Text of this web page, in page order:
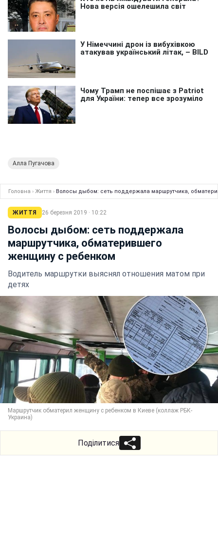
Алла Пугачова
Головна › Життя › Волосы дыбом: сеть поддержала маршрутчика,
ЖИТТЯ 26 березня 2019 · 10:22
Волосы дыбом: сеть поддержала
маршрутчика, обматерившего
женщину с ребенком
Водитель маршрутки выяснял отношения матом при
детях
Маршрутчик обматерил женщину с ребенком в Киеве (коллаж РБК-
Украина)
Поділитися